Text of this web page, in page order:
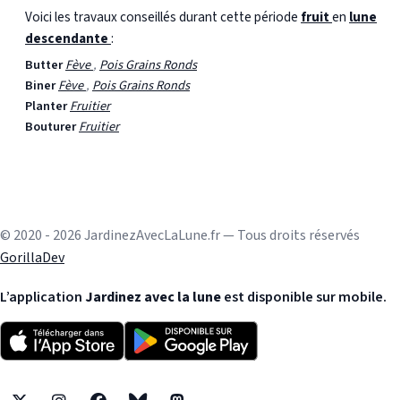
Voici les travaux conseillés durant cette période fruiten lune
descendante:
ButterFève, Pois Grains Ronds
BinerFève, Pois Grains Ronds
PlanterFruitier
BouturerFruitier
© 2020 - 2026 JardinezAvecLaLune.fr — Tous droits réservés
GorillaDev
L’application Jardinez avec la luneest disponible sur mobile.